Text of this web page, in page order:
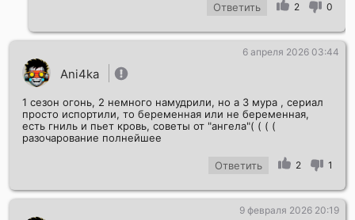
Ответить 2 0
Ani4ka
6 апреля 2026 03:44
1 сезон огонь, 2 немного намудрили, но а 3 мура , сериал
просто испортили, то беременная или не беременная,
есть гниль и пьет кровь, советы от "ангела"( ( ( (
разочарование полнейшее
Ответить 2 1
9 февраля 2026 20:19